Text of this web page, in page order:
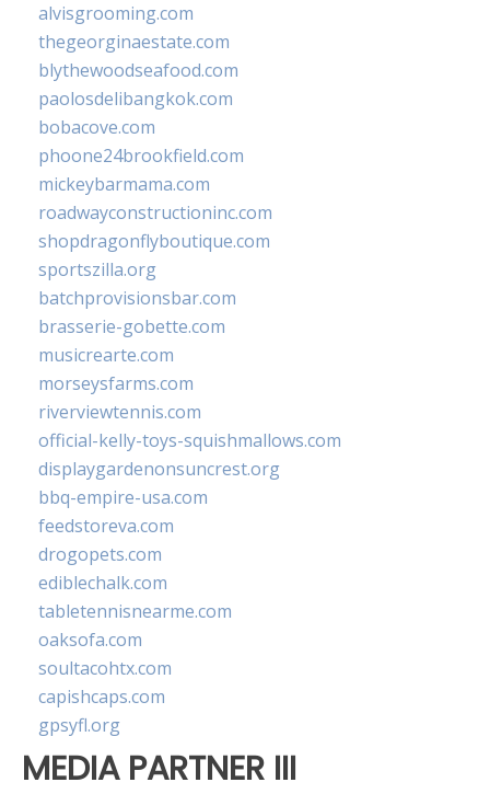
alvisgrooming.com
thegeorginaestate.com
blythewoodseafood.com
paolosdelibangkok.com
bobacove.com
phoone24brookfield.com
mickeybarmama.com
roadwayconstructioninc.com
shopdragonflyboutique.com
sportszilla.org
batchprovisionsbar.com
brasserie-gobette.com
musicrearte.com
morseysfarms.com
riverviewtennis.com
official-kelly-toys-squishmallows.com
displaygardenonsuncrest.org
bbq-empire-usa.com
feedstoreva.com
drogopets.com
ediblechalk.com
tabletennisnearme.com
oaksofa.com
soultacohtx.com
capishcaps.com
gpsyfl.org
MEDIA PARTNER III